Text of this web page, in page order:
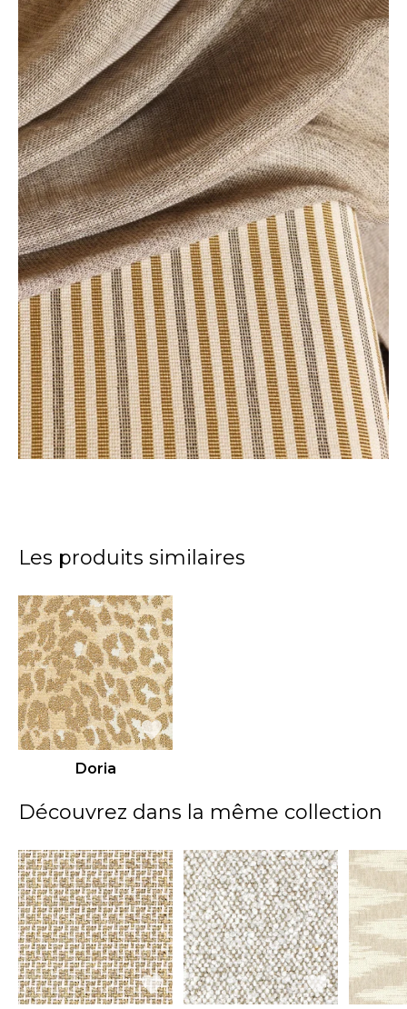
Les produits similaires
Doria
Découvrez dans la même collection